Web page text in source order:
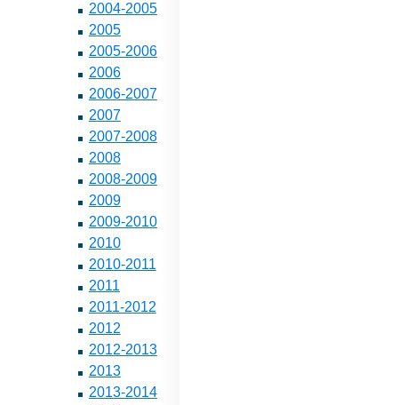
2004-2005
2005
2005-2006
2006
2006-2007
2007
2007-2008
2008
2008-2009
2009
2009-2010
2010
2010-2011
2011
2011-2012
2012
2012-2013
2013
2013-2014